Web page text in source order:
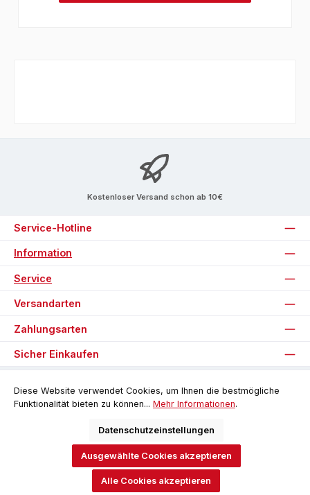
Kostenloser Versand schon ab 10€
Service-Hotline
Information
Service
Versandarten
Zahlungsarten
Sicher Einkaufen
Alle Preise inkl. gesetzl. Mehrwertsteuer zzgl.Versandkosten
Nachnahmegebühren, wenn nicht anders angegeben.
© 2026 Software-Pyramide - Alle Rechte vorbehalten. Theme by
Diese Website verwendet Cookies, um Ihnen die bestmögliche
Funktionalität bieten zu können... Mehr Informationen.
Datenschutzeinstellungen
Ausgewählte Cookies akzeptieren
Alle Cookies akzeptieren